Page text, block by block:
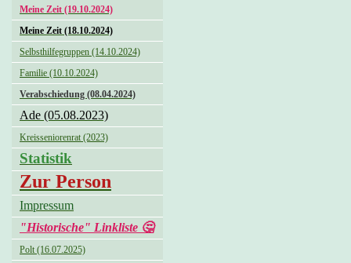
Meine Zeit (19.10.2024)
Meine Zeit (18.10.2024)
Selbsthilfegruppen (14.10.2024)
Familie (10.10.2024)
Verabschiedung (08.04.2024)
Ade (05.08.2023)
Kreisseniorenrat (2023)
Statistik
Zur Person
Impressum
"Historische" Linkliste 🤔
Polt (16.07.2025)